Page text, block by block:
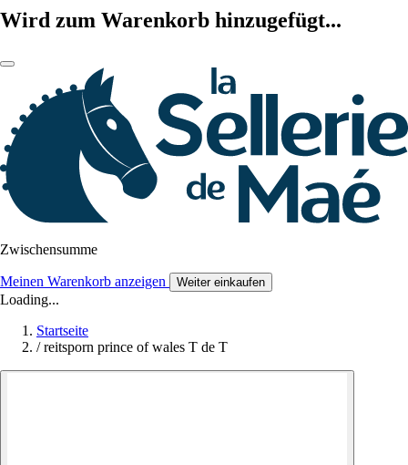
Wird zum Warenkorb hinzugefügt...
Zwischensumme
Meinen Warenkorb anzeigen Weiter einkaufen
Loading...
Startseite
/ reitsporn prince of wales T de T